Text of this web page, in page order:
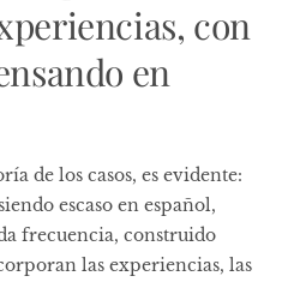
con
en
de los casos, es evidente:
escaso en español,
frecuencia, construido
las experiencias, las